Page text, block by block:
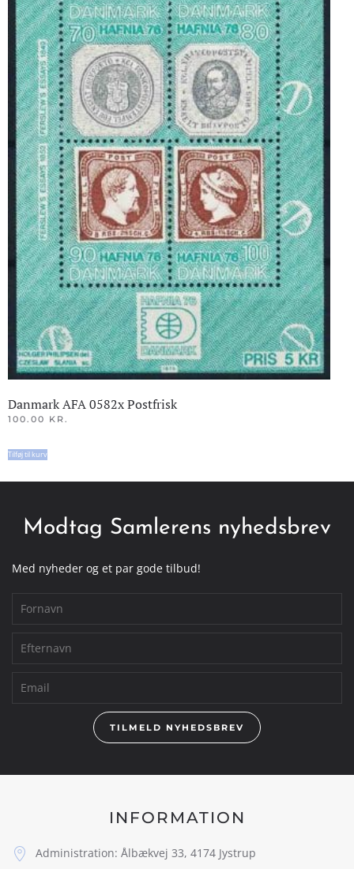
Danmark AFA 0582x Postfrisk
100.00 KR.
Tilføj til kurv
Modtag Samlerens nyhedsbrev
Med nyheder og et par gode tilbud!
TILMELD NYHEDSBREV
INFORMATION
Administration: Ålbækvej 33, 4174 Jystrup